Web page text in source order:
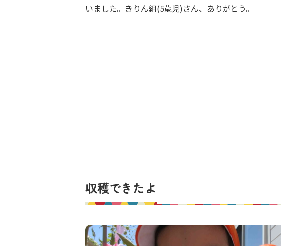
いました。きりん組(5歳児)さん、ありがとう。
収穫できたよ